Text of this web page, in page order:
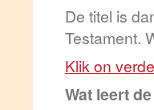
De titel is
Testament.
Klik on
Wat leert